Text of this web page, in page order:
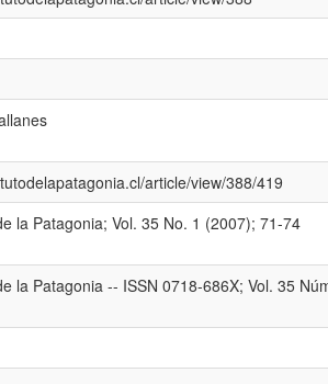
article/view/388/419
la Patagonia; Vol. 35 No. 1 (2007); 71-74
la Patagonia -- ISSN 0718-686X; Vol. 35